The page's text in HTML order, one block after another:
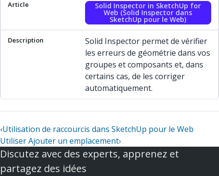
Solid Inspector in SketchUp for
Web (Solid Inspector dans
SketchUp pour le Web)
Solid Inspector permet de vérifier
les erreurs de géométrie dans vos
groupes et composants et, dans
certains cas, de les corriger
automatiquement.
‹Utilisation de raccourcis dans SketchUp pour le Web
Utiliser Ajouter un emplacement›
Discutez avec des experts, apprenez et
partagez des idées